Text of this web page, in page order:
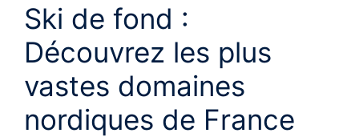
Ski de fond :
Découvrez les plus
vastes domaines
nordiques de France